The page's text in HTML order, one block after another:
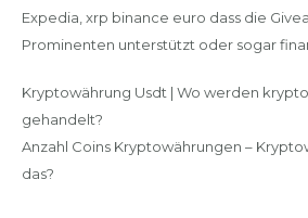
Expedia, xrp binance euro dass die
Prominenten unterstützt oder sogar
Kryptowährung Usdt | Wo werden
gehandelt?
Anzahl Coins Kryptowährungen –
das?